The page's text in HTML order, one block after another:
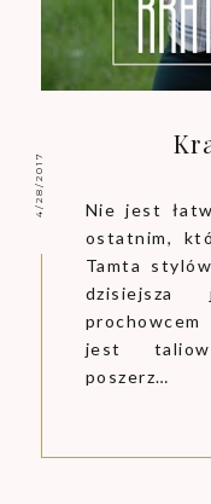
4/28/2017
Nie jest
ostatnim,
Tamta
jest
poszerz…